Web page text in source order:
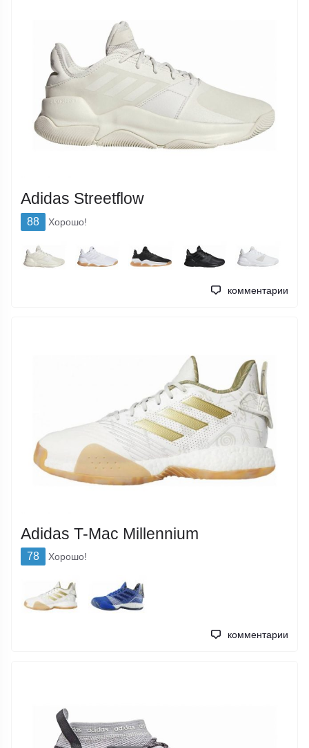
Adidas Streetflow
88 Хорошо!
комментарии
Adidas T-Mac Millennium
78 Хорошо!
комментарии